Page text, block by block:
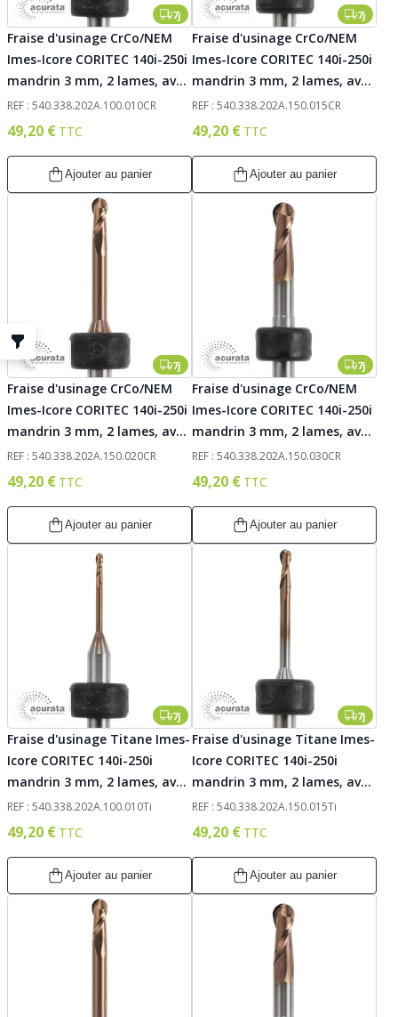
7j
Fraise d'usinage CrCo/NEM
Imes-Icore CORITEC 140i-250i
mandrin 3 mm, 2 lames, avec
traitement AC-Fire, 010.
Acurata
REF : 540.338.202A.100.010CR
49,20 €
Ajouter au panier
7j
Fraise d'usinage CrCo/NEM
Imes-Icore CORITEC 140i-250i
mandrin 3 mm, 2 lames, avec
traitement AC-Fire, 015.
Acurata
REF : 540.338.202A.150.015CR
49,20 €
Ajouter au panier
7j
Fraise d'usinage CrCo/NEM
Imes-Icore CORITEC 140i-250i
mandrin 3 mm, 2 lames, avec
traitement AC-Fire, 020.
Acurata
REF : 540.338.202A.150.020CR
49,20 €
Ajouter au panier
7j
Fraise d'usinage CrCo/NEM
Imes-Icore CORITEC 140i-250i
mandrin 3 mm, 2 lames, avec
traitement AC-Fire, 030.
Acurata
REF : 540.338.202A.150.030CR
49,20 €
Ajouter au panier
7j
Fraise d'usinage Titane Imes-
Icore CORITEC 140i-250i
mandrin 3 mm, 2 lames, avec
traitement AC-Fire, 010.
Acurata
REF : 540.338.202A.100.010Ti
49,20 €
Ajouter au panier
7j
Fraise d'usinage Titane Imes-
Icore CORITEC 140i-250i
mandrin 3 mm, 2 lames, avec
traitement AC-Fire, 015.
Acurata
REF : 540.338.202A.150.015Ti
49,20 €
Ajouter au panier